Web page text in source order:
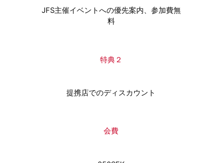
JFS主催イベントへの優先案内、参加費無
料
特典２
提携店でのディスカウント
会費